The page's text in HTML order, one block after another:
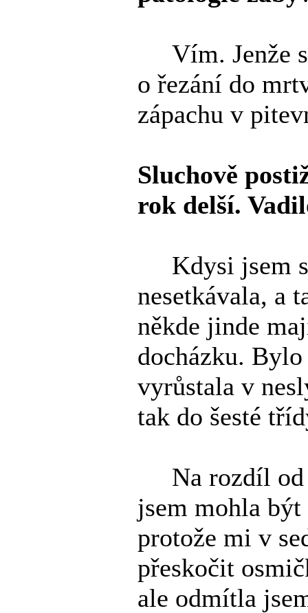
Vím. Jenže
o řezání do
zápachu v
Sluchově
rok delší.
Kdysi jsem
nesetkávala, a
někde jinde
docházku.
vyrůstala v
tak do šesté
Na rozdíl od
jsem mohla
protože mi v
přeskočit
ale odmítla